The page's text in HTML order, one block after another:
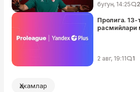
бугун, 14:25 2
Пролига.
2 авг, 19:11 1
Ҳакамлар